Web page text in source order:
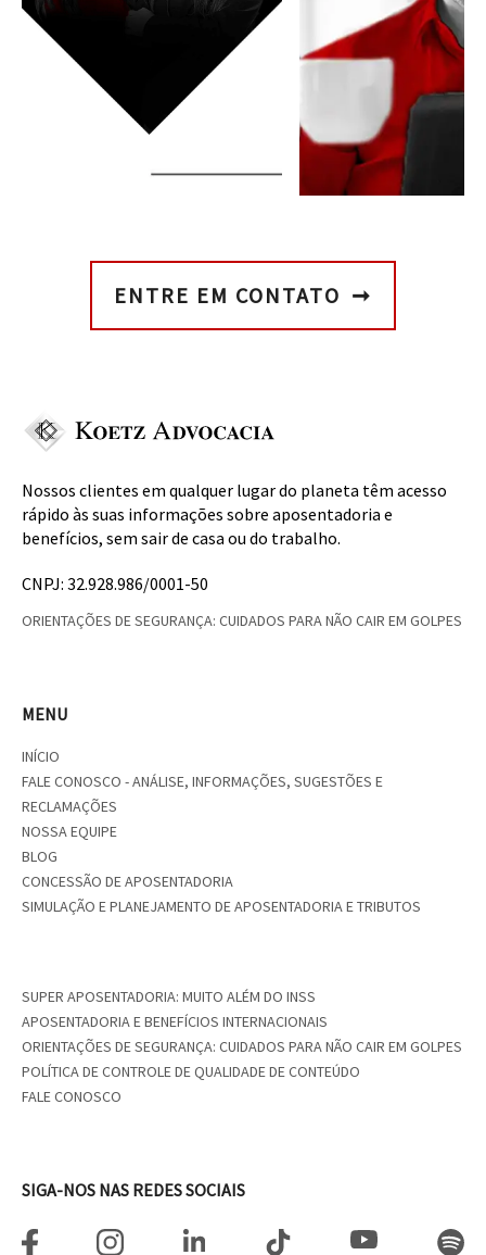
LER MAIS
ENTRE EM CONTATO
Nossos clientes em qualquer lugar do planeta têm acesso
rápido às suas informações sobre aposentadoria e
benefícios, sem sair de casa ou do trabalho.
CNPJ: 32.928.986/0001-50
ORIENTAÇÕES DE SEGURANÇA: CUIDADOS PARA NÃO CAIR EM GOLPES
MENU
INÍCIO
FALE CONOSCO - ANÁLISE, INFORMAÇÕES, SUGESTÕES E
RECLAMAÇÕES
NOSSA EQUIPE
BLOG
CONCESSÃO DE APOSENTADORIA
SIMULAÇÃO E PLANEJAMENTO DE APOSENTADORIA E TRIBUTOS
SUPER APOSENTADORIA: MUITO ALÉM DO INSS
APOSENTADORIA E BENEFÍCIOS INTERNACIONAIS
ORIENTAÇÕES DE SEGURANÇA: CUIDADOS PARA NÃO CAIR EM GOLPES
POLÍTICA DE CONTROLE DE QUALIDADE DE CONTEÚDO
FALE CONOSCO
SIGA-NOS NAS REDES SOCIAIS